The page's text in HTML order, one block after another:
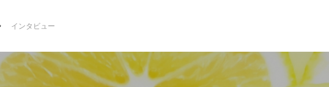
インタビュー